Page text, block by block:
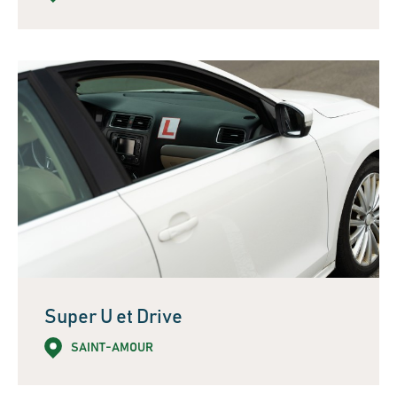
Super U et Drive
SAINT-AMOUR